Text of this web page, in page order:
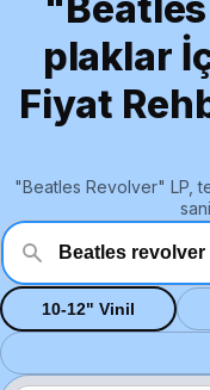
plaklar
Fiyat
"Beatles Revolver" LP,
10-12" Vinil